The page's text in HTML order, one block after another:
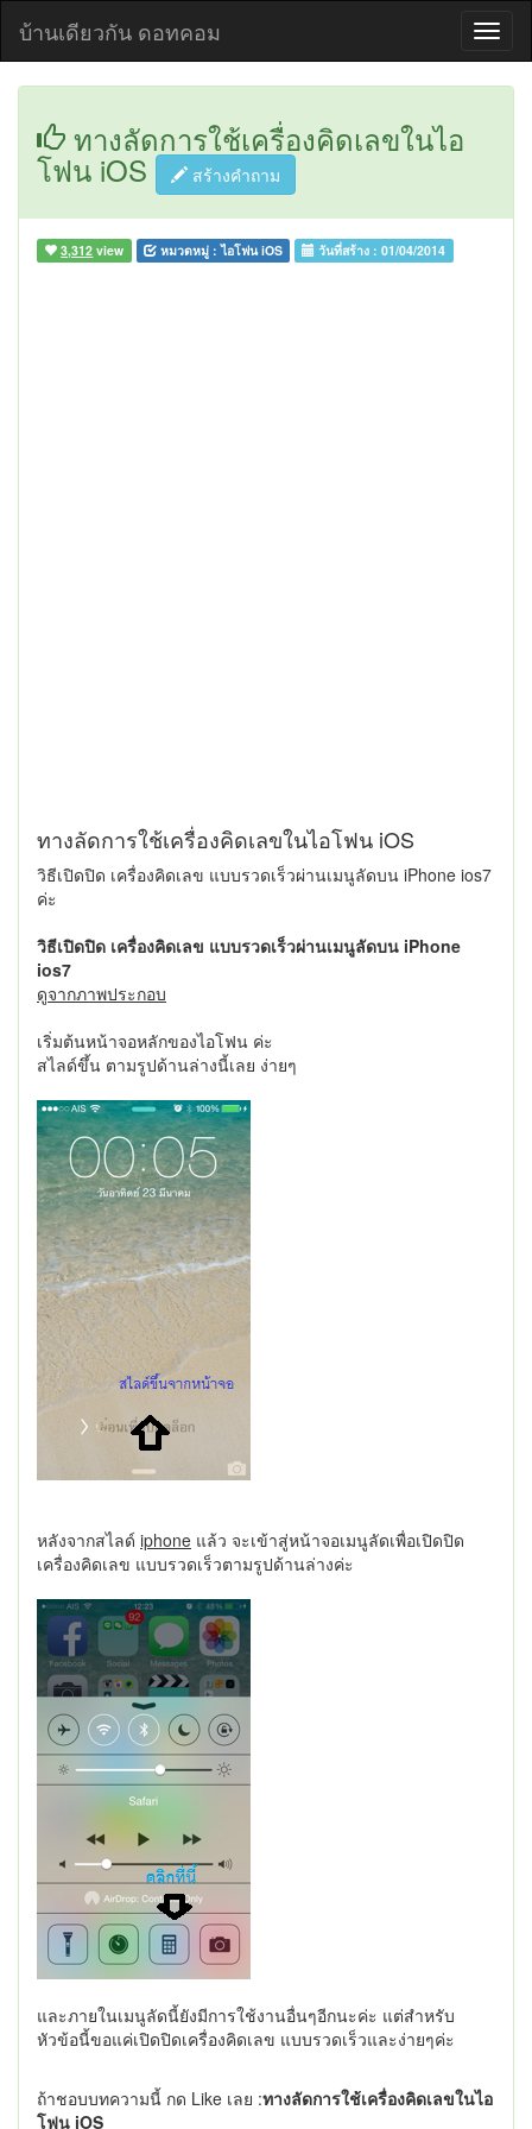
บ้านเดียวกัน ดอทคอม
ทางลัดการใช้เครื่องคิดเลขในไอ
โฟน iOS สร้างคำถาม
3,312 view หมวดหมู่ :ไอโฟน iOS วันที่สร้าง :01/04/2014
ทางลัดการใช้เครื่องคิดเลขในไอโฟน iOS
วิธีเปิดปิด เครื่องคิดเลข แบบรวดเร็วผ่านเมนูลัดบน iPhone ios7
ค่ะ
วิธีเปิดปิด เครื่องคิดเลข แบบรวดเร็วผ่านเมนูลัดบน iPhone
ios7
ดูจากภาพประกอบ
เริ่มต้นหน้าจอหลักของไอโฟน ค่ะ
สไลด์ขึ้น ตามรูปด้านล่างนี้เลย ง่ายๆ
หลังจากสไลด์ iphone แล้ว จะเข้าสู่หน้าจอเมนูลัดเพื่อเปิดปิด
เครื่องคิดเลข แบบรวดเร็วตามรูปด้านล่างค่ะ
และภายในเมนูลัดนี้ยังมีการใช้งานอื่นๆอีกนะค่ะ แต่สำหรับ
หัวข้อนี้ขอแค่เปิดปิดเครื่องคิดเลข แบบรวดเร็วและง่ายๆค่ะ
ถ้าชอบบทความนี้ กด Like เลย :ทางลัดการใช้เครื่องคิดเลขในไอ
โฟน iOS